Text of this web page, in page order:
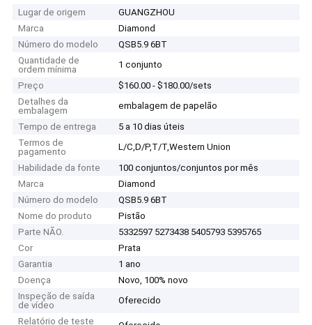
Lugar de origem
GUANGZHOU
Marca
Diamond
Número do modelo
QSB5.9 6BT
Quantidade de
ordem mínima
1 conjunto
Preço
$160.00 - $180.00/sets
Detalhes da
embalagem
embalagem de papelão
Tempo de entrega
5 a 10 dias úteis
Termos de
pagamento
L/C,D/P,T/T,Western Union
Habilidade da fonte
100 conjuntos/conjuntos por mês
Marca
Diamond
Número do modelo
QSB5.9 6BT
Nome do produto
Pistão
Parte NÃO.
5332597 5273438 5405793 5395765
Cor
Prata
Garantia
1 ano
Doença
Novo, 100% novo
Inspeção de saída
de vídeo
Oferecido
Relatório de teste